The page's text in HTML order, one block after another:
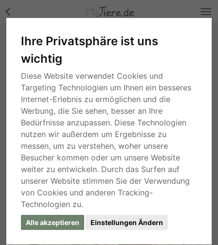
Ihre Privatsphäre ist uns
wichtig
Diese Website verwendet Cookies und
Targeting Technologien um Ihnen ein besseres
Internet-Erlebnis zu ermöglichen und die
Werbung, die Sie sehen, besser an Ihre
Bedürfnisse anzupassen. Diese Technologien
nutzen wir außerdem um Ergebnisse zu
messen, um zu verstehen, woher unsere
Besucher kommen oder um unsere Website
weiter zu entwickeln. Durch das Surfen auf
unserer Website stimmen Sie der Verwendung
von Cookies und anderen Tracking-
Technologien zu.
Alle akzeptieren Einstellungen Ändern
Honey, Mix - Hündin Bilder
Niedersachsen, vor 3 Wochen